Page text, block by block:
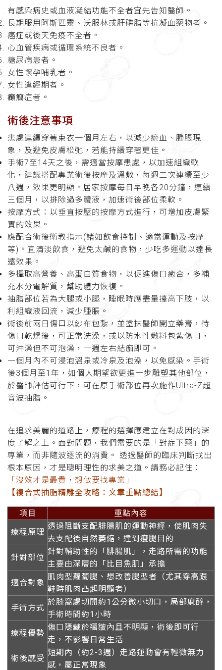
有感染病史或血液凝結功能不全者宜先告知醫師。
長期服用阿斯匹靈、沃服林或肝磷脂等抗凝血藥物者。
癌症或後天免疫不全者。
心血管疾病或循環系統不良者。
糖尿病患者。
女性懷孕哺乳者。
女性逢經期者。
癲癇症者。
術後注意事項
患處連續穿著束衣一個月左右，以減少瘀血、腫脹現
象，及避免皮膚松弛，若能持續穿著更佳。
手術7至14天之後，需適當按摩患處，以加速組織軟
化，建議搭配專業術後按摩及溫敷，每週二次連續至少
八週，效果更明顯。居家按摩每日早晚各20分鐘，連續
三個月，以排除過多體液，加速術後部位柔軟。
按摩方式：以垂直按壓的按摩方式進行，可增加皮膚緊
實的效果。
應配合術後衛教指示(諸如飲食控制、適當運動及按摩
等)。宜清淡飲食，避免太鹹的食物，少吃多運動以達長
遠效果。
多攝取高營養、高蛋白質食物，以促進傷口癒合，多補
充水分電解質，幫助體力恢復。
抽脂部位若為大腿或小腿，睡眠時應盡量擡高下肢，以
利組織液回流，減少腫脹。
術後前兩日傷口以紗布包紮，並塗抹醫師開立藥膏，待
傷口乾燥後，可正常洗澡，或以防水性敷料包紮傷口，
可沖澡但不可泡澡，一週左右結痂即可。
一個月內不可浸泡溫泉或冷泉及泡澡，以免感染。手術
後3個月至1年，如個人期望欲更進一步雕塑其他部位，
於醫師評估可行下，可在原手術部位再次施作Ultra-Z超
音波抽脂。
在追求美麗的道路上，療程的選擇應建立在對成因的深
度了解之上。面對問題，我們需要的是「對症下藥」的
專業，而非隨波逐流的消費。 透過醫師的臨床判斷找出
根本原因，才是聰明理性的求美之道。請務必記住：
「沒效才是最貴，想做要找專業」
【複合式抽脂精雕全攻略：文章重點總結】
項目
重點內容
療程原理
透過阻斷支配腓腸肌的運動神經，使肌肉失
去支配後自然萎縮，達到瘦腿目的
針對部位
針對輔助性的「腓腸肌」，走路所需的功能
主要由深層的「比目魚肌」承擔
適合對象
肌肉型蘿蔔腿、想改善腿型者（尤其穿高跟
鞋時肌肉凸起明顯者）
手術方式
於膝窩處切開約1公分微小切口，局部麻醉，
手術時間約1小時
療程優勢
傷口隱藏於褶皺內且不明顯，術後即可行
走，不影響日常生活
術後感受
短期內（約2-3週）走路運動會有輕微無力
感，屬正常現象